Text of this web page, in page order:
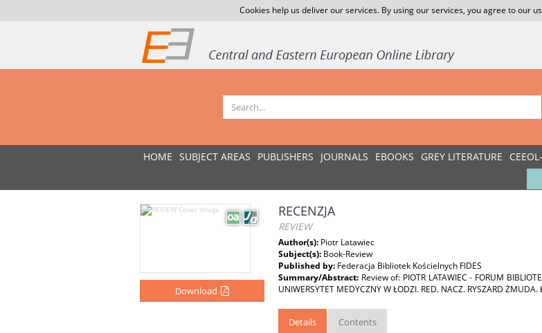
Cookies help us deliver our services. By using our services, you agree to our
HOME SUBJECT AREAS PUBLISHERS JOURNALS EBOOKS GREY LITERATURE
Download
RECENZJA
REVIEW
Author(s): Piotr Latawiec
Subject(s): Book-Review
Published by: Federacja Bibliotek Kościelnych FIDES
Summary/Abstract: Review of: PIOTR LATAWIEC - FORUM
UNIWERSYTET MEDYCZNY W ŁODZI. RED. NACZ. RYSZARD
Details Contents